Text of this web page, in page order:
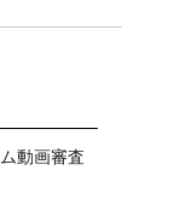
動画審査